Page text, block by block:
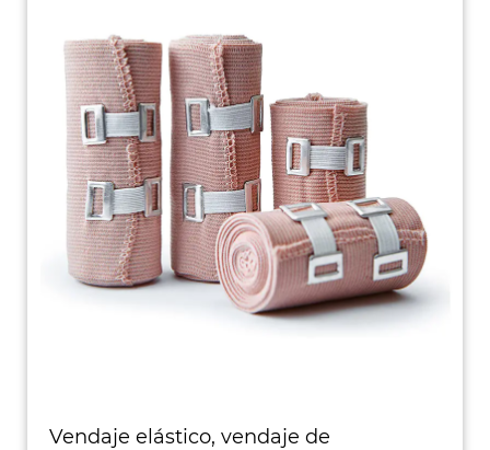
Vendaje elástico, vendaje de